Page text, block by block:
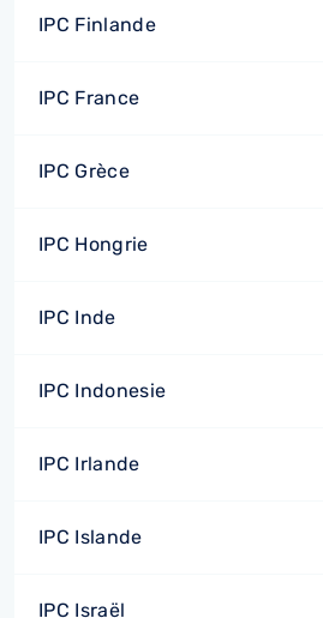
IPC Finlande
IPC France
IPC Grèce
IPC Hongrie
IPC Inde
IPC Indonesie
IPC Irlande
IPC Islande
IPC Israël